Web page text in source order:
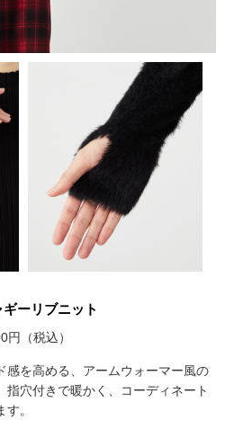
ーリブニット
円（税込）
感を高める、アームウォーマー風の
穴付きで暖かく、コーディネート
。